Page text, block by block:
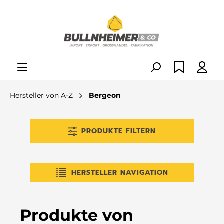
Hersteller von A-Z Bergeon
PRODUKTE FILTERN
HERSTELLER NAVIGATION
Produkte von